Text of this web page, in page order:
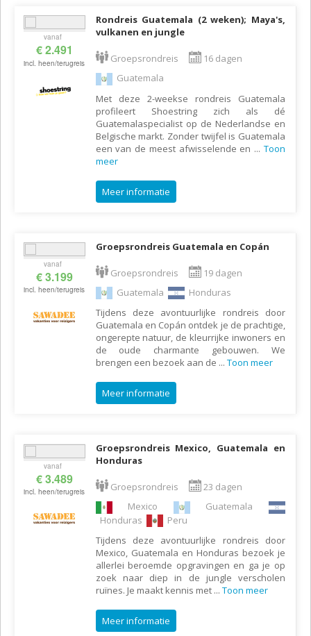
vanaf
€ 2.491
incl. heen/terugreis
Rondreis Guatemala (2 weken); Maya's,
vulkanen en jungle
Groepsrondreis
16 dagen
Guatemala
Met deze 2-weekse rondreis Guatemala
profileert Shoestring zich als dé
Guatemalaspecialist op de Nederlandse en
Belgische markt. Zonder twijfel is Guatemala
een van de meest afwisselende en ... Toon
meer
Meer informatie
vanaf
€ 3.199
incl. heen/terugreis
Groepsrondreis Guatemala en Copán
Groepsrondreis
19 dagen
Guatemala
Honduras
Tijdens deze avontuurlijke rondreis door
Guatemala en Copán ontdek je de prachtige,
ongerepte natuur, de kleurrijke inwoners en
de oude charmante gebouwen. We
brengen een bezoek aan de ... Toon meer
Meer informatie
vanaf
€ 3.489
incl. heen/terugreis
Groepsrondreis Mexico, Guatemala en
Honduras
Groepsrondreis
23 dagen
Mexico
Guatemala
Honduras
Peru
Tijdens deze avontuurlijke rondreis door
Mexico, Guatemala en Honduras bezoek je
allerlei beroemde opgravingen en ga je op
zoek naar diep in de jungle verscholen
ruïnes. Je maakt kennis met ... Toon meer
Meer informatie